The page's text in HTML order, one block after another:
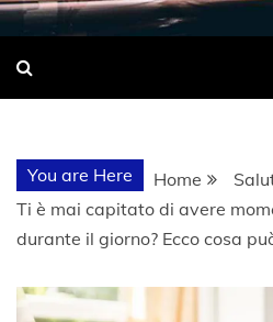
LO
SITO WEB DEL
You are Here Home
Ti è mai capitato di avere
durante il giorno? Ecco cosa